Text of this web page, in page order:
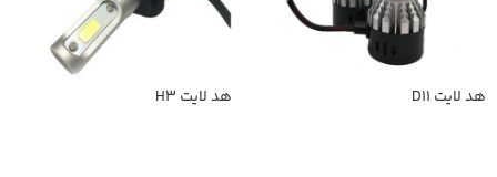
هد لایت D11 هد لایت H3